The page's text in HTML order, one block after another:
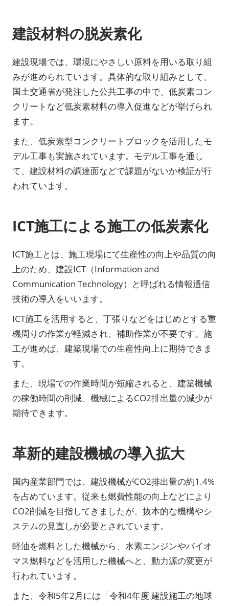
建設材料の脱炭素化
建設現場では、環境にやさしい原料を用いる取り組
みが進められています。具体的な取り組みとして、
国土交通省が発注した公共工事の中で、低炭素コン
クリートなど低炭素材料の導入促進などが挙げられ
ます。
また、低炭素型コンクリートブロックを活用したモ
デル工事も実施されています。モデル工事を通し
て、建設材料の調達面などで課題がないか検証が行
われています。
ICT施工による施工の低炭素化
ICT施工とは、施工現場にて生産性の向上や品質の向
上のため、建設ICT（Information and
Communication Technology）と呼ばれる情報通信
技術の導入をいいます。
ICT施工を活用すると、丁張りなどをはじめとする重
機周りの作業が軽減され、補助作業が不要です。施
工が進めば、建築現場での生産性向上に期待できま
す。
また、現場での作業時間が短縮されると、建築機械
の稼働時間の削減、機械によるCO2排出量の減少が
期待できます。
革新的建設機械の導入拡大
国内産業部門では、建設機械がCO2排出量の約1.4%
を占めています。従来も燃費性能の向上などにより
CO2削減を目指してきましたが、抜本的な機構やシ
ステムの見直しが必要とされています。
軽油を燃料とした機械から、水素エンジンやバイオ
マス燃料などを活用した機械へと、動力源の変更が
行われています。
また、令和5年2月には「令和4年度 建設施工の地球